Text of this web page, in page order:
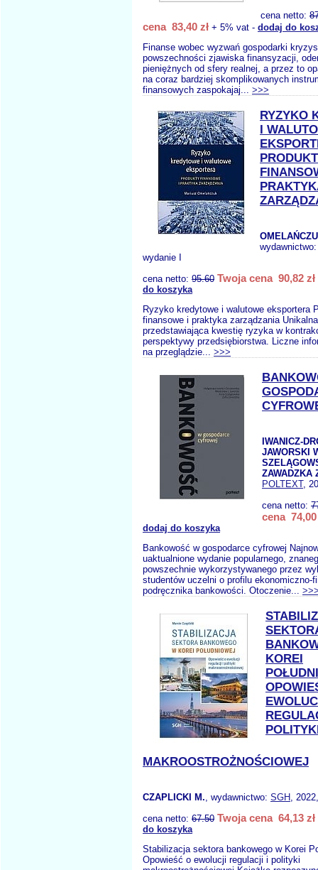
cena netto:
cena 83,40 zł + 5% vat - dodaj do
Finanse wobec wyzwań gospodarki
powszechności zjawiska finansyzacji,
pieniężnych od sfery realnej, a przez to
na coraz bardziej skomplikowanych
finansowych zaspokajaj... >>>
RYZYKO
I
wydanie I
cena netto: 95.60 Twoja cena 90,82 zł
do koszyka
Ryzyko kredytowe i walutowe eksportera
finansowe i praktyka zarządzania
przedstawiająca kwestię ryzyka w
perspektywy przedsiębiorstwa. Liczne
na przeglądzie... >>>
IWANICZ-
JAWORSKI
ZAWADZKA
POLTEXT,
cena netto:
cena 74,00
dodaj do koszyka
Bankowość w gospodarce cyfrowej
uaktualnione wydanie popularnego,
powszechnie wykorzystywanego przez
studentów uczelni o profilu ekonomiczno-
podręcznika bankowości. Otoczenie...
KOREI
MAKROOSTROŻNOŚCIOWEJ
CZAPLICKI M., wydawnictwo: SGH,
cena netto: 67.50 Twoja cena 64,13 zł
do koszyka
Stabilizacja sektora bankowego w Korei
Opowieść o ewolucji regulacji i polityki